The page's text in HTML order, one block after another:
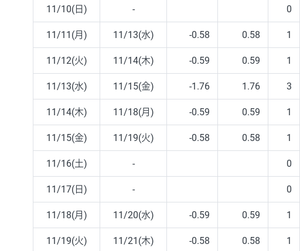
11/10(日) - 0
11/11(月) 11/13(水) -0.58 0.58 1
11/12(火) 11/14(木) -0.59 0.59 1
11/13(水) 11/15(金) -1.76 1.76 3
11/14(木) 11/18(月) -0.59 0.59 1
11/15(金) 11/19(火) -0.58 0.58 1
11/16(土) - 0
11/17(日) - 0
11/18(月) 11/20(水) -0.59 0.59 1
11/19(火) 11/21(木) -0.58 0.58 1